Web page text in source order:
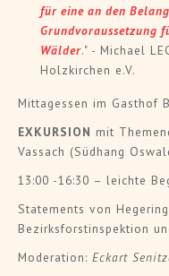
für eine an den
Grundvoraussetzung
Wälder." - Michael
Holzkirchen e.V.
Mittagessen im Gasthof
EXKURSION mit
Vassach (Südhang
13:00 -16:30 – leichte
Statements von
Bezirksforstinspektion
Moderation: Eckart